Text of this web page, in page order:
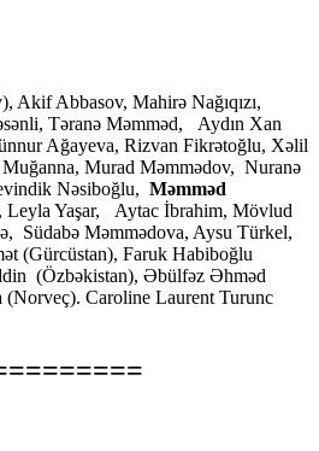
Akif Abbasov, Mahirə Nağıqızı,
Təranə Məmməd, Aydın Xan
Ağayeva, Rizvan Fikrətoğlu, Xəlil
Murad Məmmədov, Nuranə
Nəsiboğlu, Məmməd
Leyla Yaşar, Aytac İbrahim, Mövlud
Südabə Məmmədova, Aysu Türkel,
(Gürcüstan), Faruk Habiboğlu
(Özbəkistan), Əbülfəz Əhməd
Caroline Laurent Turunc